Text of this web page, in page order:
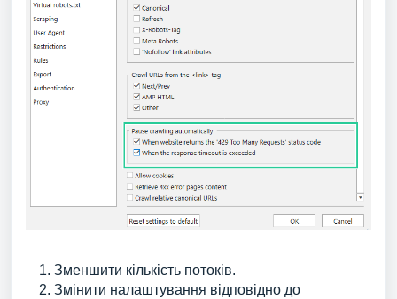
Зменшити кількість потоків.
Змінити налаштування відповідно до